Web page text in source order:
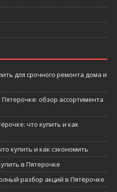
для срочного ремонта дома и
обзор ассортимента
что купить и как
купить и как сэкономить
в Пятерочке
разбор акций в Пятёрочке